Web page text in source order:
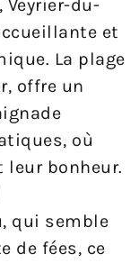
du-
et
La plage
offre un
où
bonheur.
qui semble
de fées, ce